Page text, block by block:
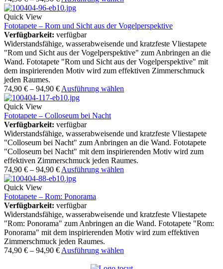
Quick View
Fototapete – Rom und Sicht aus der Vogelperspektive
Verfügbarkeit: verfügbar
Widerstandsfähige, wasserabweisende und kratzfeste Vliestapete
"Rom und Sicht aus der Vogelperspektive" zum Anbringen an die
Wand. Fototapete "Rom und Sicht aus der Vogelperspektive" mit
dem inspirierenden Motiv wird zum effektiven Zimmerschmuck
jeden Raumes.
74,90 € – 94,90 € Ausführung wählen
Quick View
Fototapete – Colloseum bei Nacht
Verfügbarkeit: verfügbar
Widerstandsfähige, wasserabweisende und kratzfeste Vliestapete
"Colloseum bei Nacht" zum Anbringen an die Wand. Fototapete
"Colloseum bei Nacht" mit dem inspirierenden Motiv wird zum
effektiven Zimmerschmuck jeden Raumes.
74,90 € – 94,90 € Ausführung wählen
Quick View
Fototapete – Rom: Ponorama
Verfügbarkeit: verfügbar
Widerstandsfähige, wasserabweisende und kratzfeste Vliestapete
"Rom: Ponorama" zum Anbringen an die Wand. Fototapete "Rom:
Ponorama" mit dem inspirierenden Motiv wird zum effektiven
Zimmerschmuck jeden Raumes.
74,90 € – 94,90 € Ausführung wählen